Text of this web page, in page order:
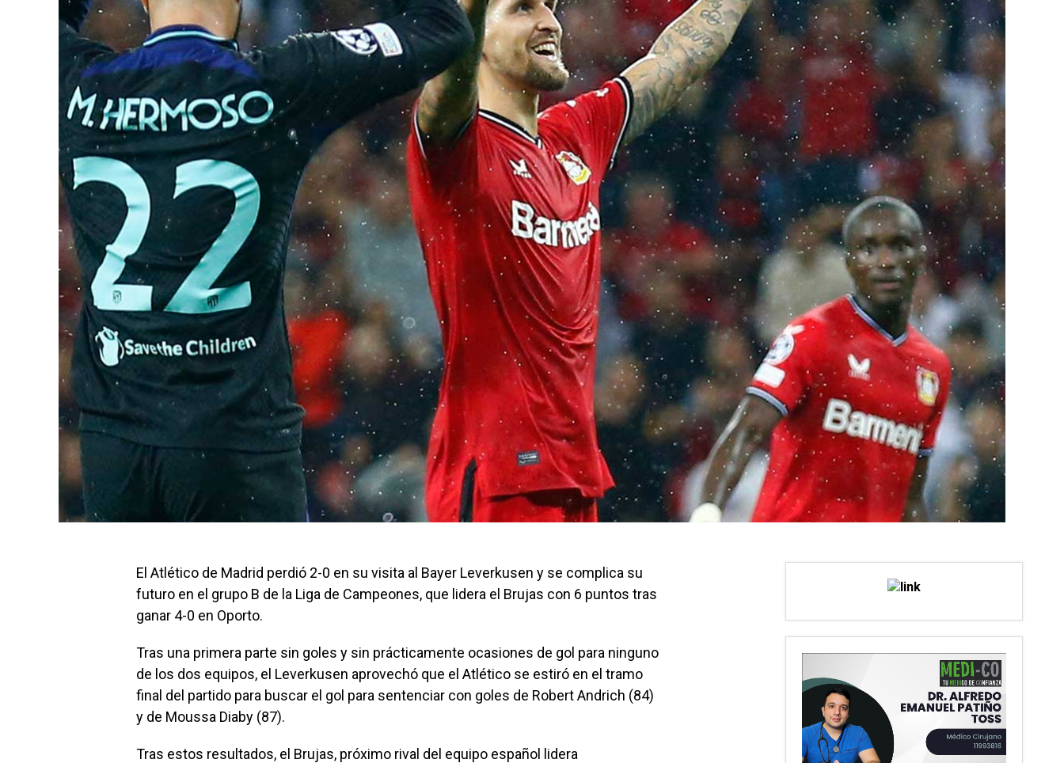
El Atlético de Madrid perdió 2-0 en su visita al Bayer Leverkusen y se complica su
futuro en el grupo B de la Liga de Campeones, que lidera el Brujas con 6 puntos tras
ganar 4-0 en Oporto.
Tras una primera parte sin goles y sin prácticamente ocasiones de gol para ninguno
de los dos equipos, el Leverkusen aprovechó que el Atlético se estiró en el tramo
final del partido para buscar el gol para sentenciar con goles de Robert Andrich (84)
y de Moussa Diaby (87).
Tras estos resultados, el Brujas, próximo rival del equipo español lidera